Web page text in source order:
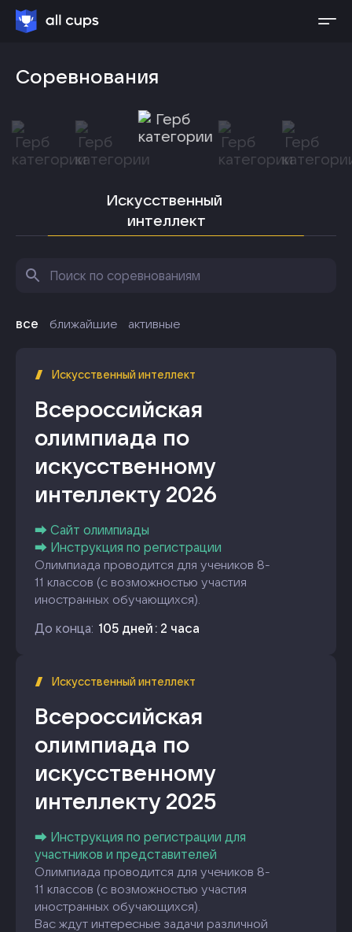
Соревнования
Искусственный
интеллект
все ближайшие активные
Искусственный интеллект
Всероссийская
олимпиада по
искусственному
интеллекту 2026
⮕ Сайт олимпиады
⮕ Инструкция по регистрации
Олимпиада проводится для учеников 8-
11 классов (с возможностью участия
иностранных обучающихся).
До конца: 105 дней : 2 часа
Искусственный интеллект
Всероссийская
олимпиада по
искусственному
интеллекту 2025
⮕ Инструкция по регистрации для
участников и представителей
Олимпиада проводится для учеников 8-
11 классов (с возможностью участия
иностранных обучающихся).
Вас ждут интересные задачи различной